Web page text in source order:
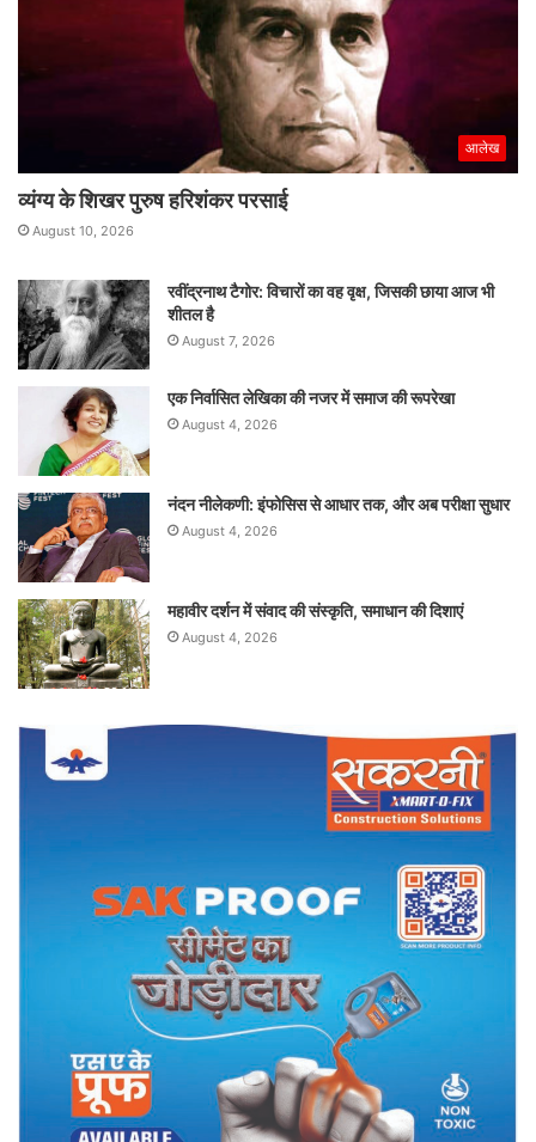
आलेख
व्यंग्य के शिखर पुरुष हरिशंकर परसाई
August 10, 2026
रवींद्रनाथ टैगोर: विचारों का वह वृक्ष, जिसकी छाया आज भी
शीतल है
August 7, 2026
एक निर्वासित लेखिका की नजर में समाज की रूपरेखा
August 4, 2026
नंदन नीलेकणी: इंफोसिस से आधार तक, और अब परीक्षा सुधार
August 4, 2026
महावीर दर्शन में संवाद की संस्कृति, समाधान की दिशाएं
August 4, 2026